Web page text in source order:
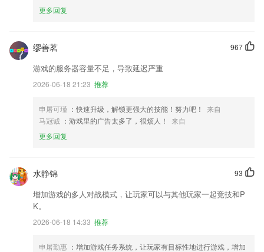
更多回复
967
缪善茗
游戏的服务器容量不足，导致延迟严重
2026-06-18 21:23 推荐
申屠可瑾 ：快速升级，解锁更强大的技能！努力吧！
来自
马冠诚 ：游戏里的广告太多了，很烦人！
来自
更多回复
93
水静锦
增加游戏的多人对战模式，让玩家可以与其他玩家一起竞技和P
K。
2026-06-18 14:33 推荐
申屠勤惠 ：增加游戏任务系统，让玩家有目标性地进行游戏，增加